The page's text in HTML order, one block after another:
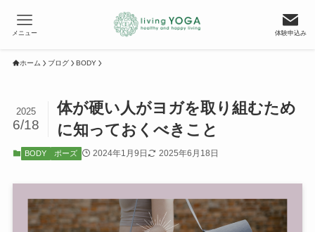
体験申込み
メニュー
ホーム ブログ BODY
体が硬い人がヨガを取り組むため
に知っておくべきこと
2025
6/18
BODY ポーズ 2024年1月9日 2025年6月18日